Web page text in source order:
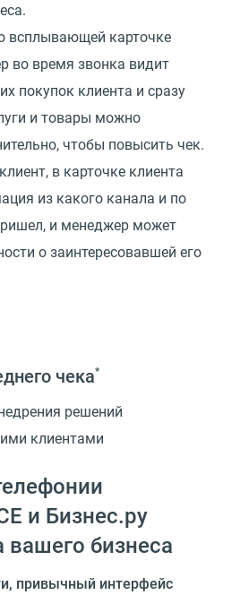
всплывающей карточке
во время звонка видит
покупок клиента и сразу
и товары можно
чтобы повысить чек.
в карточке клиента
из какого канала и по
и менеджер может
о заинтересовавшей его
чека*
решений
клиентами
и Бизнес.ру
вашего бизнеса
привычный интерфейс